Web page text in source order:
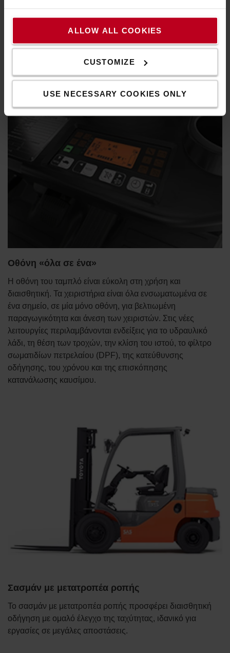
ALLOW ALL COOKIES
CUSTOMIZE
USE NECESSARY COOKIES ONLY
Ο ιστός απρόσκοπτης ορατότητας και η προστατευτική
οροφή παρέχουν στους χειριστές άριστη ορατότητα του
Οθόνη «όλα σε ένα»
Η οθόνη του ταμπλό είναι εύκολη στη χρήση και
διαισθητική. Τα χειριστήρια είναι όλα ενσωματωμένα σε
ένα σημείο, σε μία μόνο οθόνη, για βελτιωμένη
παραγωγικότητα και άνεση των χειριστών. Στις νέες
λειτουργίες περιλαμβάνονται ενδείξεις για το υδραυλικό
λάδι, τη θέση των τροχών, την κλίση του ιστού, το φίλτρο
σωματιδίων πετρελαίου (DPF), της κατεύθυνσης
οδήγησης, του χρόνου και της επισκόπησης
κατανάλωσης καυσίμου.
Σασμάν με μετατροπέα ροπής
Το σασμάν με μετατροπέα ροπής προσφέρει διαισθητική
οδήγηση με ομαλό έλεγχο της ταχύτητας, ιδανικό για
εργασίες σε μεγάλες αποστάσεις.